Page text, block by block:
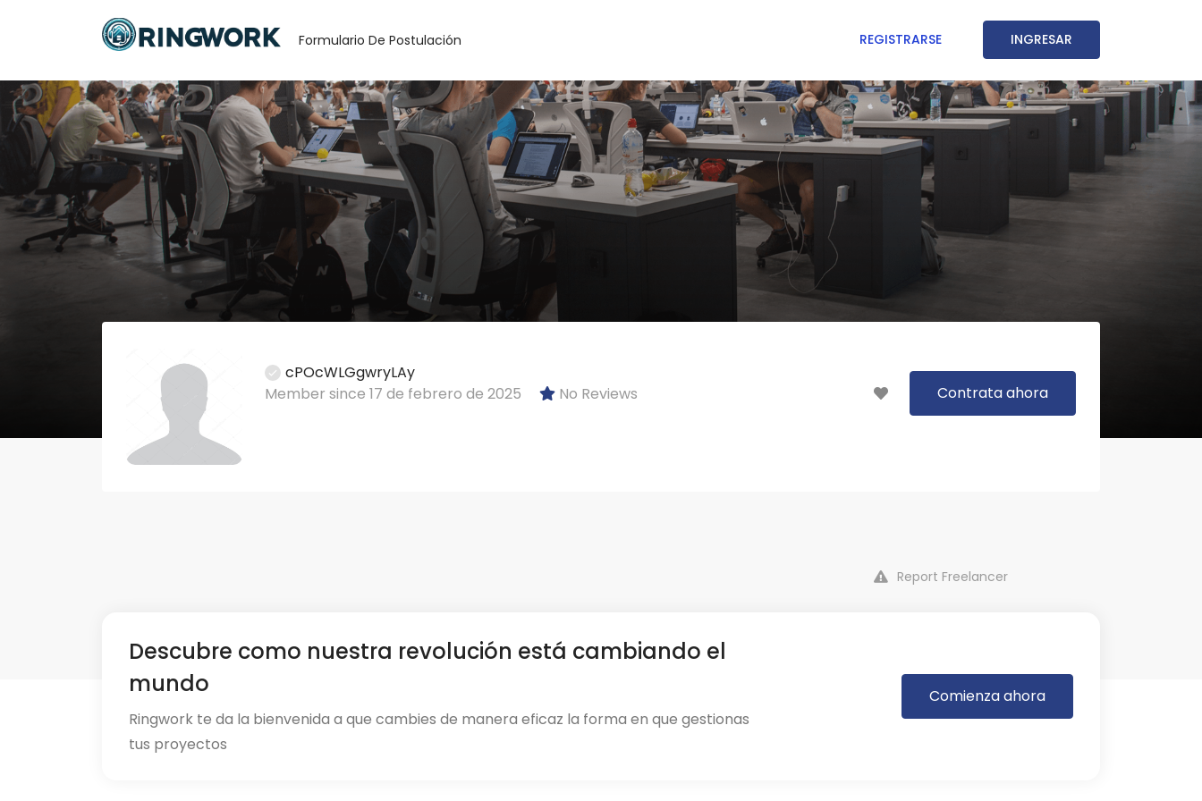
Formulario De Postulación REGISTRARSE INGRESAR
cPOcWLGgwryLAy
Member since 17 de febrero de 2025
No Reviews Contrata ahora
Report Freelancer
Descubre como nuestra revolución está cambiando el
mundo
Ringwork te da la bienvenida a que cambies de manera eficaz la forma en que gestionas
tus proyectos
Comienza ahora